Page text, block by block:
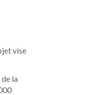
vise
la